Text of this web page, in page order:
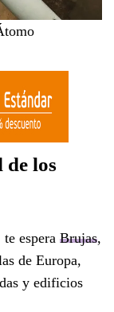
los
espera Brujas,
de Europa,
y edificios